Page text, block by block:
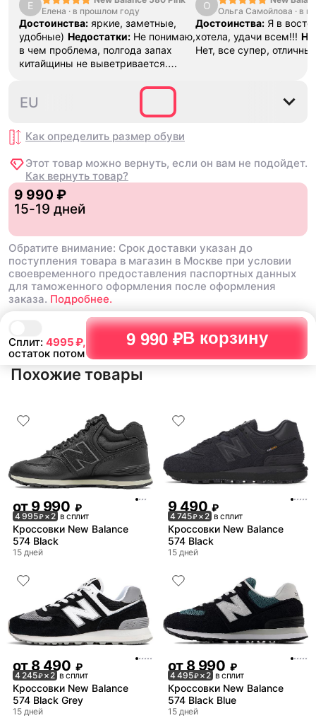
Сплит: 4995₽,
остаток потом
9 990 ₽В корзину
ознакомиться
в разделе Блог
оригинальность»
Е
Елена · в прошлом году
Достоинства: яркие, заметные,
удобные) Недостатки: Не понимаю,
в чем проблема, полгода запах
китайщины не выветривается.
За свои
деньги вполне норм.
О Ольга Самойлова · в
Достоинства: Я в
хотела, удачи всем!!!
Нет, все супер,
38.5
EU
Как определить размер обуви
Этот товар можно вернуть, если он вам не подойдет.
Как вернуть товар?
9 990 ₽
15-19 дней
Обратите внимание: Срок доставки указан до
поступления товара в магазин в Москве при условии
своевременного предоставления паспортных данных
для таможенного оформления после оформления
заказа. Подробнее.
Похожие товары
от 9 990 ₽
4 995₽× 2 в сплит
Кроссовки New Balance
574 Black
15 дней
9 490 ₽
4 745₽× 2 в сплит
Кроссовки New Balance
574 Black
15 дней
от8 490 ₽
4 245₽× 2 в сплит
Кроссовки New Balance
574 Black Grey
15 дней
от8 990 ₽
4 495₽× 2 в сплит
Кроссовки New Balance
574 Black Blue
15 дней